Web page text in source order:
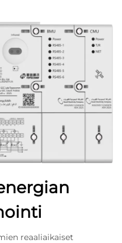
reaaliaikaiset